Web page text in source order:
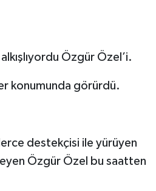
Özgür Özel’i.
konumunda görürdü.
destekçisi ile yürüyen
Özgür Özel bu saatten